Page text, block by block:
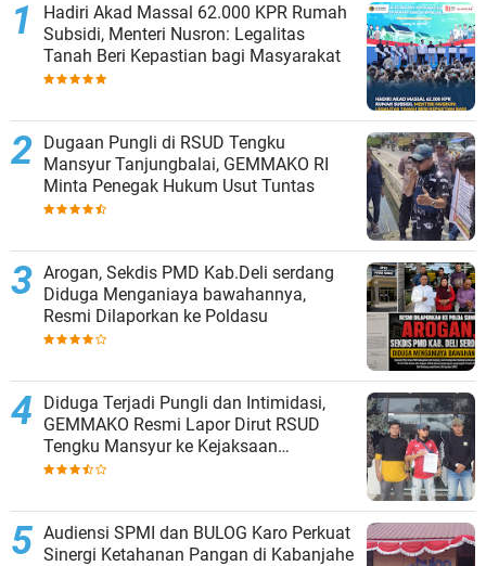
Hadiri Akad Massal 62.000 KPR Rumah
Subsidi, Menteri Nusron: Legalitas
Tanah Beri Kepastian bagi Masyarakat
Dugaan Pungli di RSUD Tengku
Mansyur Tanjungbalai, GEMMAKO RI
Minta Penegak Hukum Usut Tuntas
‎Arogan, Sekdis PMD Kab.Deli serdang
Diduga Menganiaya bawahannya,
Resmi Dilaporkan ke Poldasu
Diduga Terjadi Pungli dan Intimidasi,
GEMMAKO Resmi Lapor Dirut RSUD
Tengku Mansyur ke Kejaksaan
Tanjungbalai
Audiensi SPMI dan BULOG Karo Perkuat
Sinergi Ketahanan Pangan di Kabanjahe